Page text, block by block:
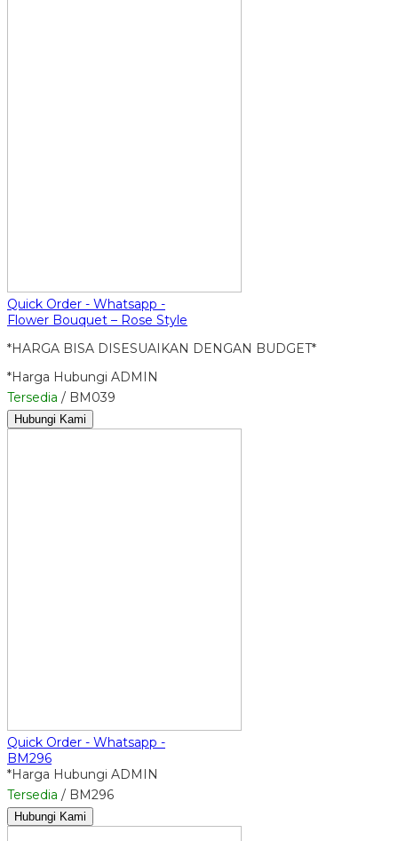
Quick Order - Whatsapp -
Flower Bouquet – Rose Style
*HARGA BISA DISESUAIKAN DENGAN BUDGET*
*Harga Hubungi ADMIN
Tersedia / BM039
Hubungi Kami
Quick Order - Whatsapp -
BM296
*Harga Hubungi ADMIN
Tersedia / BM296
Hubungi Kami